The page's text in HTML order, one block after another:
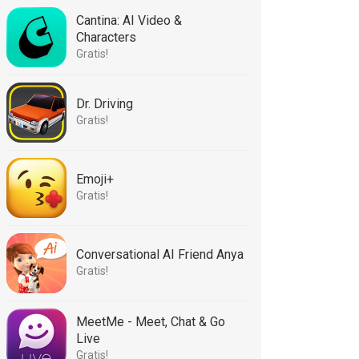
Cantina: AI Video &
Characters
Gratis!
Dr. Driving
Gratis!
Emoji+
Gratis!
Conversational AI Friend Anya
Gratis!
MeetMe - Meet, Chat & Go
Live
Gratis!